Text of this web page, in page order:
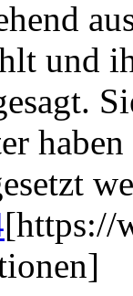
und
[https://